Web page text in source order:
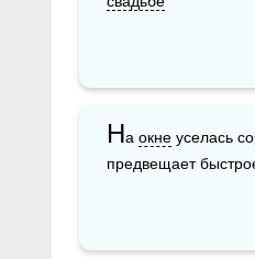
На окне уселась
предвещает